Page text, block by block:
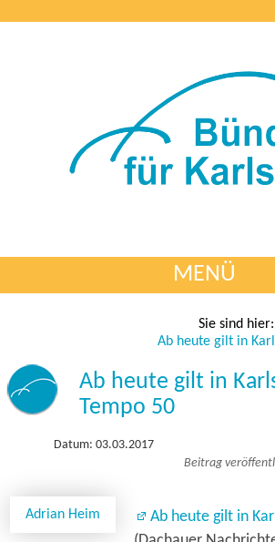
MENÜ
Sie sind hier:
Ab heute gilt in
Ab heute gilt in
Tempo 50
Datum: 03.03.2017
Beitrag
Adrian Heim
Ab heute gilt in